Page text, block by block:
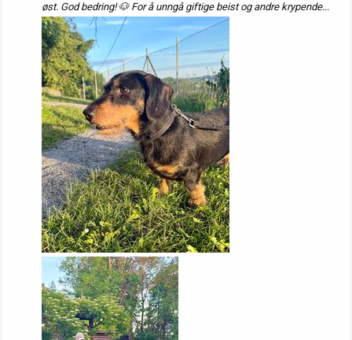
øst. God bedring! 🐶 For å unngå giftige beist og andre krypende...